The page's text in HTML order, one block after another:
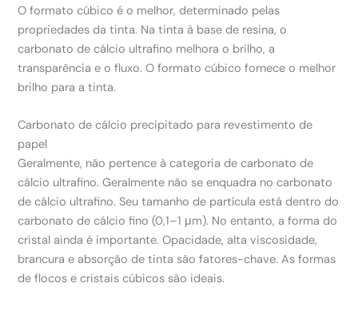
O formato cúbico é o melhor, determinado pelas
propriedades da tinta. Na tinta à base de resina, o
carbonato de cálcio ultrafino melhora o brilho, a
transparência e o fluxo. O formato cúbico fornece o melhor
brilho para a tinta.
Carbonato de cálcio precipitado para revestimento de
papel
Geralmente, não pertence à categoria de carbonato de
cálcio ultrafino. Geralmente não se enquadra no carbonato
de cálcio ultrafino. Seu tamanho de partícula está dentro do
carbonato de cálcio fino (0,1–1 μm). No entanto, a forma do
cristal ainda é importante. Opacidade, alta viscosidade,
brancura e absorção de tinta são fatores-chave. As formas
de flocos e cristais cúbicos são ideais.